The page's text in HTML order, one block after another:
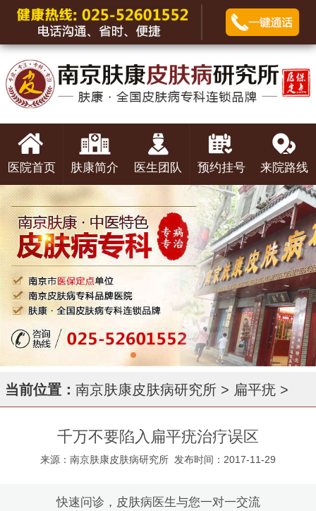
医院首页 肤康简介 医生团队 预约挂号 来院路线
当前位置： 南京肤康皮肤病研究所 > 扁平疣 >
千万不要陷入扁平疣治疗误区
来源：南京肤康皮肤病研究所 发布时间：2017-11-29
快速问诊，皮肤病医生与您一对一交流